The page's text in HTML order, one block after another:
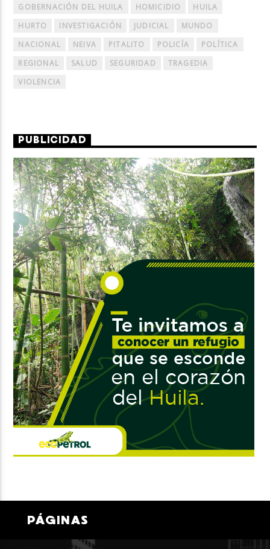
GOBERNACIÓN DEL HUILA
HOMICIDIO
HUILA
HURTO
INVESTIGACIÓN JUDICIAL
MUNDO
NACIONAL
NEIVA PITALITO POLICÍA
POLÍTICA
REGIONAL
SALUD SEGURIDAD
TRAGEDIA
VIOLENCIA
PUBLICIDAD
PÁGINAS